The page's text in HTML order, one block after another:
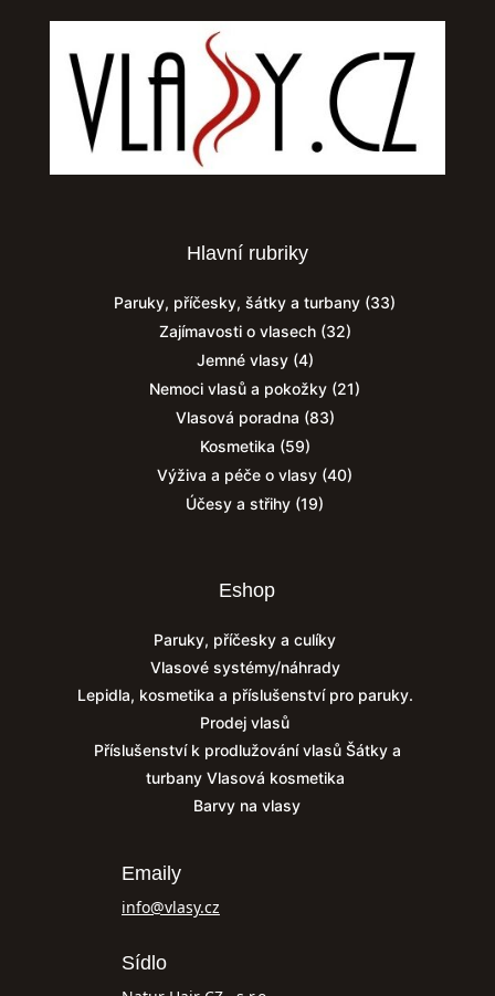
Hlavní rubriky
Paruky, příčesky, šátky a turbany (33)
Zajímavosti o vlasech(32)
Jemné vlasy(4)
Nemoci vlasů a pokožky (21)
Vlasová poradna (83)
Kosmetika (59)
Výživa a péče o vlasy (40)
Účesy a střihy (19)
Eshop
Paruky, příčesky a culíky
Vlasové systémy/náhrady
Lepidla, kosmetika a příslušenství pro paruky.
Prodej vlasů
Příslušenství k prodlužování vlasů Šátky a
turbany Vlasová kosmetika
Barvy na vlasy
Emaily
info@vlasy.cz
Sídlo